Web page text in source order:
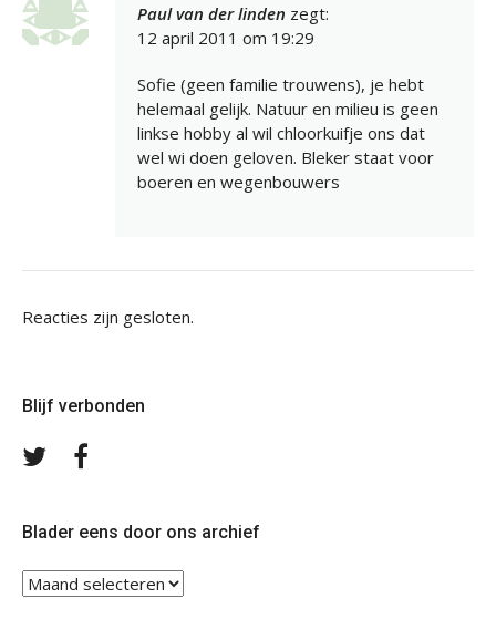
Paul van der linden zegt:
12 april 2011 om 19:29
Sofie (geen familie trouwens), je hebt
helemaal gelijk. Natuur en milieu is geen
linkse hobby al wil chloorkuifje ons dat
wel wi doen geloven. Bleker staat voor
boeren en wegenbouwers
Reacties zijn gesloten.
Blijf verbonden
Volg
Blader eens door ons archief
Blader
eens